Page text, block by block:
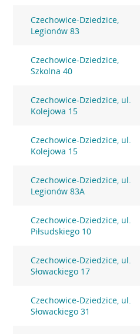
Czechowice-Dziedzice,
Legionów 83
Czechowice-Dziedzice,
Szkolna 40
Czechowice-Dziedzice, ul.
Kolejowa 15
Czechowice-Dziedzice, ul.
Kolejowa 15
Czechowice-Dziedzice, ul.
Legionów 83A
Czechowice-Dziedzice, ul.
Piłsudskiego 10
Czechowice-Dziedzice, ul.
Słowackiego 17
Czechowice-Dziedzice, ul.
Słowackiego 31